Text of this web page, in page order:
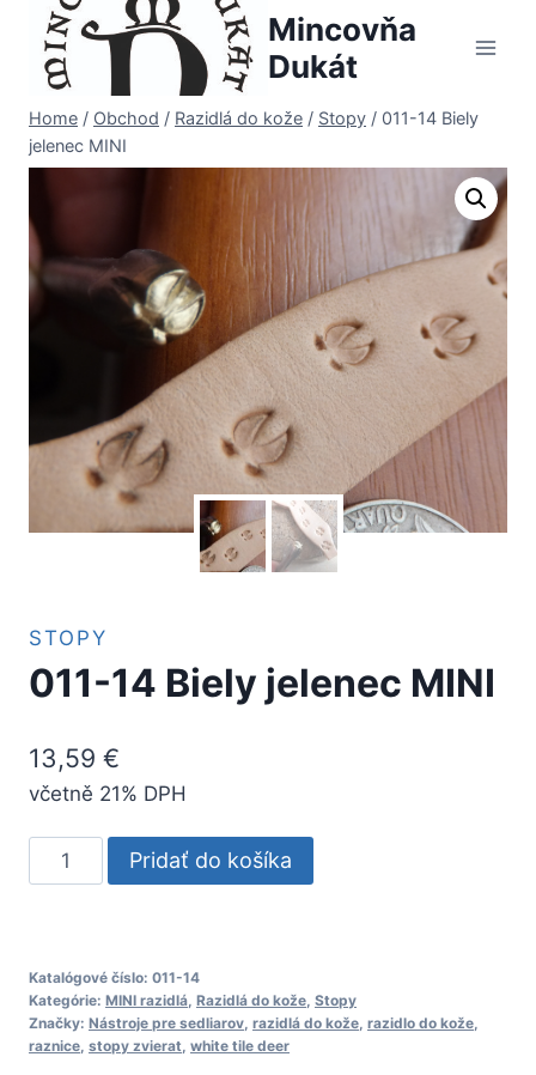
content
Mincovňa
Dukát
Home / Obchod / Razidlá do kože / Stopy / 011-14 Biely
jelenec MINI
STOPY
011-14 Biely jelenec MINI
13,59 €
včetně 21% DPH
množstvo
011-
jelenec
MINI
Pridať do košíka
Katalógové číslo: 011-14
Kategórie: MINI razidlá Razidlá do kože Stopy
Značky: Nástroje pre sedliarov razidlá do kože razidlo do kože
raznice stopy zvierat white tile deer